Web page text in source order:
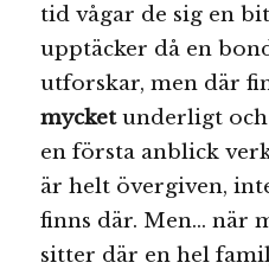
tid vågar de sig en
upptäcker då en
utforskar, men där
mycketunderligt
en första anblick
är helt övergiven,
finns där. Men… när
sitter där en hel